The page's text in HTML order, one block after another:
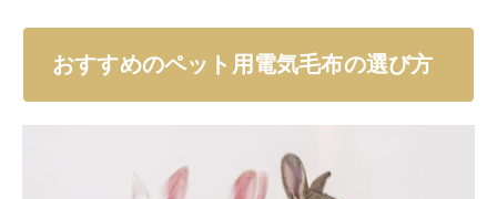
おすすめのペット用電気毛布の選び方